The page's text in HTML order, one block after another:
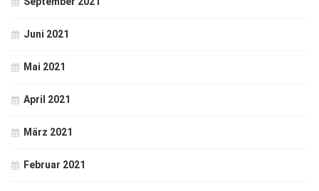
Juni 2021
Mai 2021
April 2021
März 2021
Februar 2021